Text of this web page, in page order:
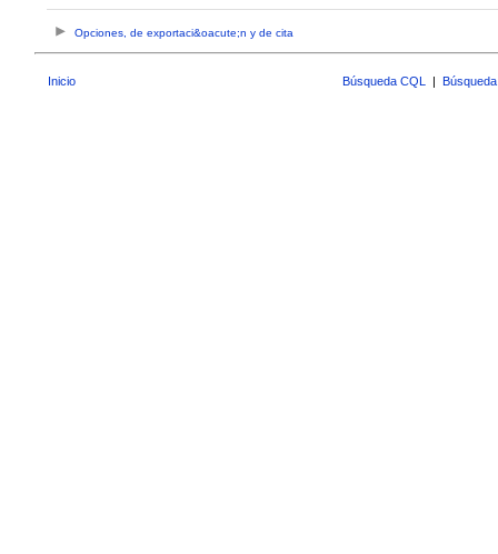
Opciones, de exportaci&oacute;n y de cita
Inicio Búsqueda CQL |